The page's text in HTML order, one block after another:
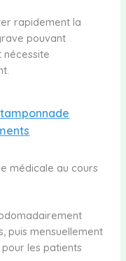
rapidement la
pouvant
nécessite
médicale au cours
puis mensuellement
pour les patients